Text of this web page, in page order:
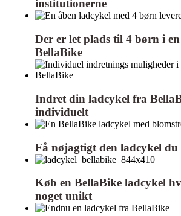
institutionerne
Der er let plads til 4 børn i
BellaBike
Indret din ladcykel fra
individuelt
Få nøjagtigt den ladcykel du
Køb en BellaBike ladcykel
noget unikt